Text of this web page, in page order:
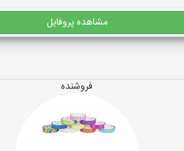
مشاهده پروفایل
فروشنده